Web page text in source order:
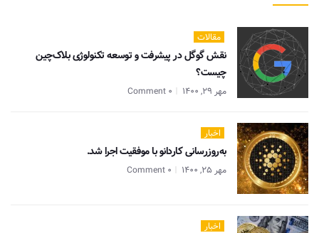
مقالات
نقش گوگل در پیشرفت و توسعه تکنولوژی بلاک‌چین
چیست؟
مهر 29, 1400 0 Comment
اخبار
به‌روزرسانی کاردانو با موفقیت اجرا شد.
مهر 25, 1400 0 Comment
اخبار